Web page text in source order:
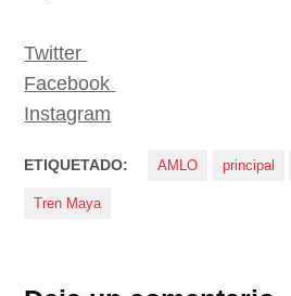
Twitter
Facebook
Instagram
ETIQUETADO: AMLO principal
Tren Maya